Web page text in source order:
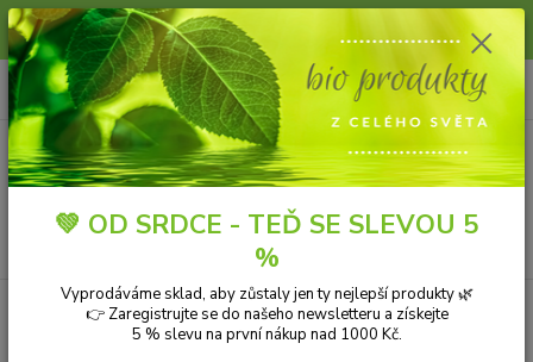
Slunce, koupání a horko dávají vlasům zabrat. Dopřejte jim šetrnou péči s
přírodní vlasovou kosmetikou.
Menu
CZK
+420 606 912 887
9-18:00 hod.
0 ks
za 0,00 Kč
Kategorie blogu
💚 OD SRDCE - TEĎ SE SLEVOU 5
%
Vyprodáváme sklad, aby zůstaly jen ty nejlepší produkty 🌿
👉 Zaregistrujte se do našeho newsletteru a získejte
5 % slevu na první nákup nad 1000 Kč.